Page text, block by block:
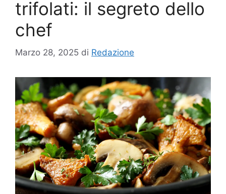
trifolati: il segreto dello
chef
Marzo 28, 2025 di Redazione